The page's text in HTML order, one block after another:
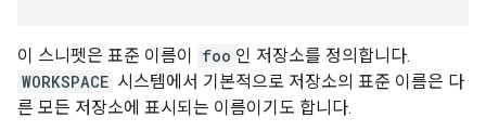
이 스니펫은 표준 이름이 foo 인 저장소를 정의합니다.
WORKSPACE 시스템에서 기본적으로 저장소의 표준 이름은 다
른 모든 저장소에 표시되는 이름이기도 합니다.